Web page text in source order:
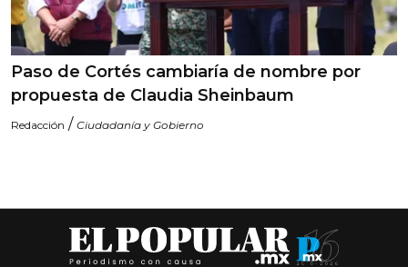
Paso de Cortés cambiaría de nombre por
propuesta de Claudia Sheinbaum
Redacción / Ciudadanía y Gobierno